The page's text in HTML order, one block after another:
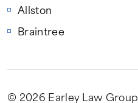
Allston
Braintree
© 2026 Earley Law Group